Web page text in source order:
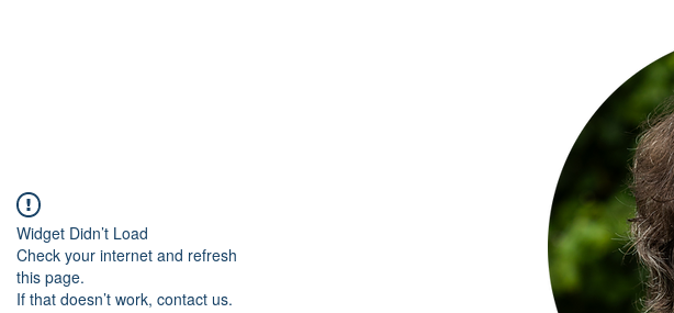
Widget Didn’t Load
Check your internet and refresh
this page.
If that doesn’t work, contact us.